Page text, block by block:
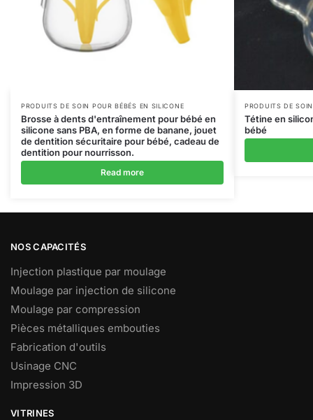
PRODUITS DE SOIN POUR BÉBÉS EN SILICONE
Brosse à dents d'entraînement pour bébé en
silicone sans PBA, en forme de banane, jouet
de dentition sécuritaire pour bébé, cadeau de
dentition pour nourrisson.
Read more
PRODUITS DE
Tétine en
bébé
NOS CAPACITÉS
Injection plastique par moulage
Moulage par injection de silicone
Moulage par compression
Pièces métalliques embouties
Fabrication d'outils
Usinage CNC
Impression 3D
VITRINES